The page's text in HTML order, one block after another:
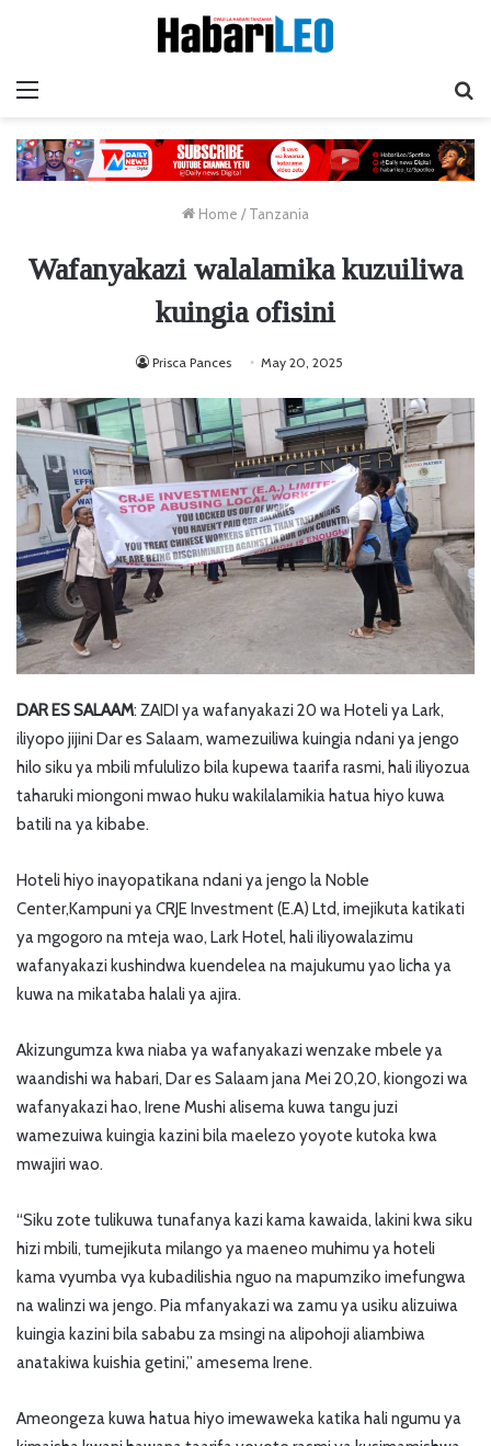
Home / Tanzania
Wafanyakazi walalamika kuzuiliwa
kuingia ofisini
Prisca Pances May 20, 2025
DAR ES SALAAM: ZAIDI ya wafanyakazi 20 wa Hoteli ya Lark,
iliyopo jijini Dar es Salaam, wamezuiliwa kuingia ndani ya jengo
hilo siku ya mbili mfululizo bila kupewa taarifa rasmi, hali iliyozua
taharuki miongoni mwao huku wakilalamikia hatua hiyo kuwa
batili na ya kibabe.
Hoteli hiyo inayopatikana ndani ya jengo la Noble
Center,Kampuni ya CRJE Investment (E.A) Ltd, imejikuta katikati
ya mgogoro na mteja wao, Lark Hotel, hali iliyowalazimu
wafanyakazi kushindwa kuendelea na majukumu yao licha ya
kuwa na mikataba halali ya ajira.
Akizungumza kwa niaba ya wafanyakazi wenzake mbele ya
waandishi wa habari, Dar es Salaam jana Mei 20,20, kiongozi wa
wafanyakazi hao, Irene Mushi alisema kuwa tangu juzi
wamezuiwa kuingia kazini bila maelezo yoyote kutoka kwa
mwajiri wao.
“Siku zote tulikuwa tunafanya kazi kama kawaida, lakini kwa siku
hizi mbili, tumejikuta milango ya maeneo muhimu ya hoteli
kama vyumba vya kubadilishia nguo na mapumziko imefungwa
na walinzi wa jengo. Pia mfanyakazi wa zamu ya usiku alizuiwa
kuingia kazini bila sababu za msingi na alipohoji aliambiwa
anatakiwa kuishia getini,” amesema Irene.
Ameongeza kuwa hatua hiyo imewaweka katika hali ngumu ya